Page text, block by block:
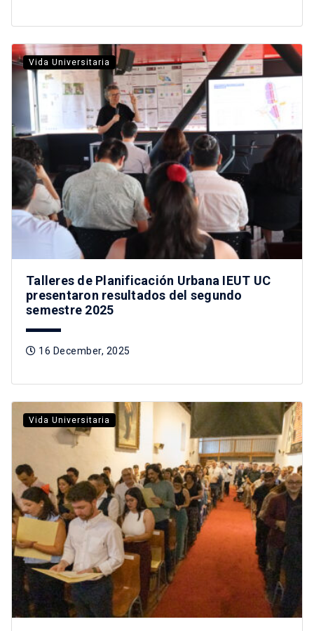
Vida Universitaria
Talleres de Planificación Urbana IEUT UC
presentaron resultados del segundo
semestre 2025
16 December, 2025
Vida Universitaria